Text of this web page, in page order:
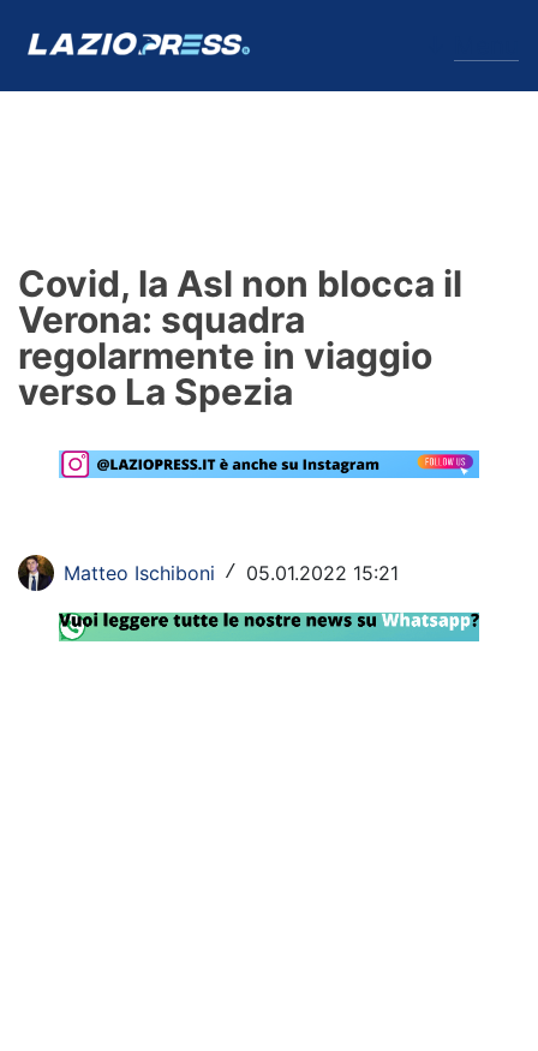
Formello
Infortuni
Primavera
Calciomercato
Rassegna Lazio
Social
Covid, la Asl non blocca il
Verona: squadra
regolarmente in viaggio
verso La Spezia
Matteo Ischiboni / 05.01.2022 15:21